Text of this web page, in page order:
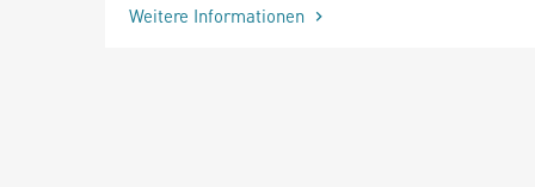
Weitere Informationen